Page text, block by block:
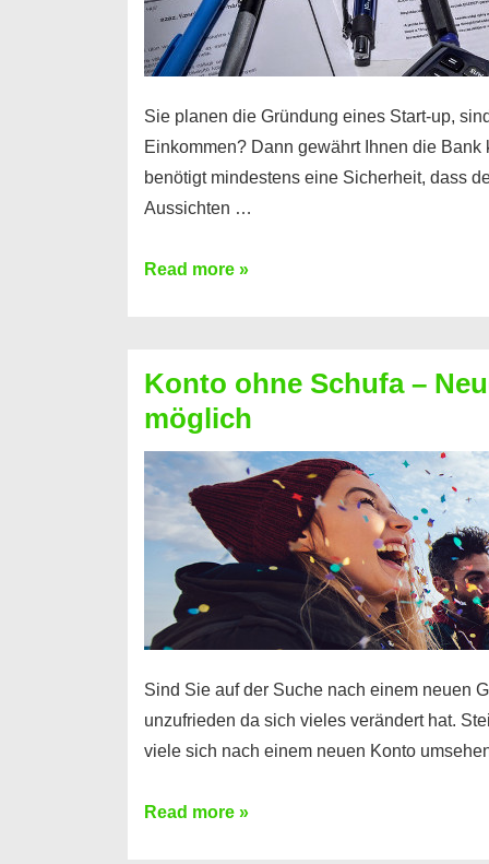
Sie planen die Gründung eines Start-up,
Einkommen? Dann gewährt Ihnen die
benötigt mindestens eine Sicherheit, dass
Aussichten …
Mit
Sie
einen
Kredit
ohne
Einkommensnachweis
Read more »
Konto ohne Schufa –
möglich
Sind Sie auf der Suche nach einem neuen
unzufrieden da sich vieles verändert hat.
viele sich nach einem neuen Konto
Konto
Read more »